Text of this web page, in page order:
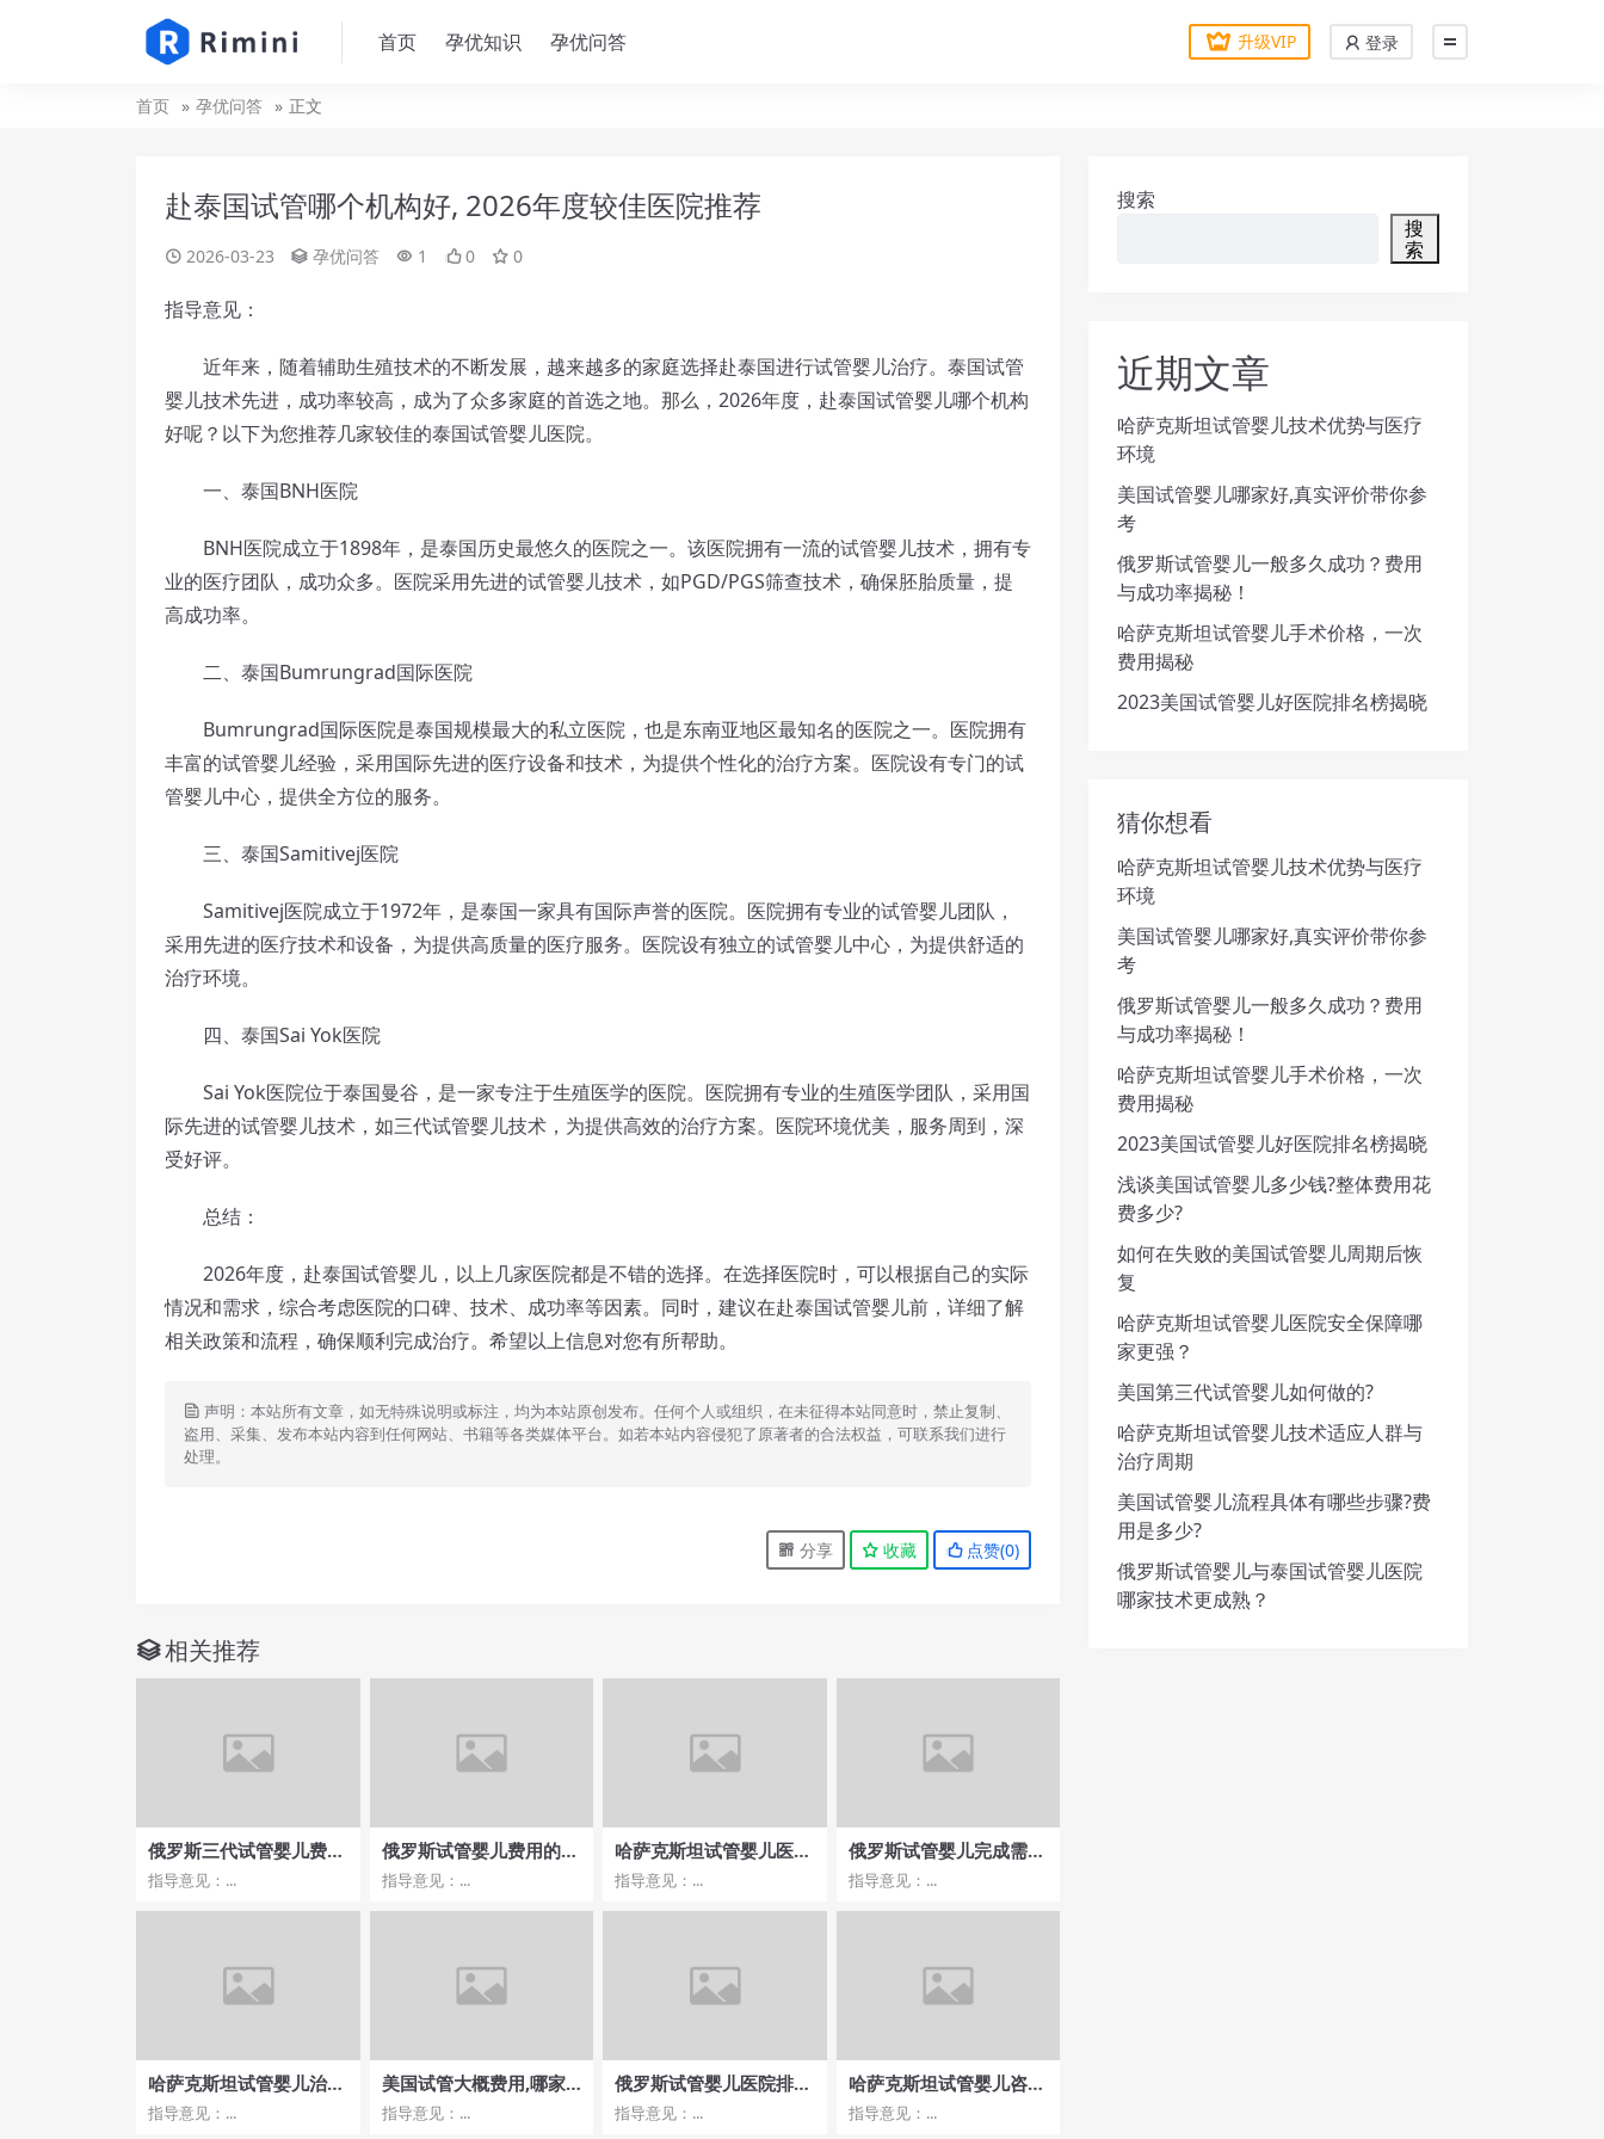
首页 孕优知识 孕优问答 升级VIP 登录
首页 孕优问答 正文
赴泰国试管哪个机构好, 2026年度较佳医院推荐
2026-03-23 孕优问答 1 0 0
指导意见：
近年来，随着辅助生殖技术的不断发展，越来越多的家庭选择赴泰国进行试管婴儿治疗。泰国试管
婴儿技术先进，成功率较高，成为了众多家庭的首选之地。那么，2026年度，赴泰国试管婴儿哪个机构
好呢？以下为您推荐几家较佳的泰国试管婴儿医院。
一、泰国BNH医院
BNH医院成立于1898年，是泰国历史最悠久的医院之一。该医院拥有一流的试管婴儿技术，拥有专
业的医疗团队，成功众多。医院采用先进的试管婴儿技术，如PGD/PGS筛查技术，确保胚胎质量，提
高成功率。
二、泰国Bumrungrad国际医院
Bumrungrad国际医院是泰国规模最大的私立医院，也是东南亚地区最知名的医院之一。医院拥有
丰富的试管婴儿经验，采用国际先进的医疗设备和技术，为提供个性化的治疗方案。医院设有专门的试
管婴儿中心，提供全方位的服务。
三、泰国Samitivej医院
Samitivej医院成立于1972年，是泰国一家具有国际声誉的医院。医院拥有专业的试管婴儿团队，
采用先进的医疗技术和设备，为提供高质量的医疗服务。医院设有独立的试管婴儿中心，为提供舒适的
治疗环境。
四、泰国Sai Yok医院
Sai Yok医院位于泰国曼谷，是一家专注于生殖医学的医院。医院拥有专业的生殖医学团队，采用国
际先进的试管婴儿技术，如三代试管婴儿技术，为提供高效的治疗方案。医院环境优美，服务周到，深
受好评。
总结：
2026年度，赴泰国试管婴儿，以上几家医院都是不错的选择。在选择医院时，可以根据自己的实际
情况和需求，综合考虑医院的口碑、技术、成功率等因素。同时，建议在赴泰国试管婴儿前，详细了解
相关政策和流程，确保顺利完成治疗。希望以上信息对您有所帮助。
声明：本站所有文章，如无特殊说明或标注，均为本站原创发布。任何个人或组织，在未征得本站同意时，禁止复制、
盗用、采集、发布本站内容到任何网站、书籍等各类媒体平台。如若本站内容侵犯了原著者的合法权益，可联系我们进行
处理。
分享 收藏 点赞(0)
相关推荐
俄罗斯三代试管婴儿费用
明细表：医院排名与费用
分析
指导意见：...
俄罗斯试管婴儿费用的透
明度如何？医院选择的注
意事项？
指导意见：...
哈萨克斯坦试管婴儿医院
选择攻略
指导意见：...
俄罗斯试管婴儿完成需要
多久？费用与成功率挂钩
吗？
指导意见：...
哈萨克斯坦试管婴儿治疗
费用及天数合理规划
指导意见：...
美国试管大概费用,哪家
医院费用最合理？
指导意见：...
俄罗斯试管婴儿医院排名
靠前，费用及健康婴儿流
程
指导意见：...
哈萨克斯坦试管婴儿咨
询，详细费用与成功率解
析
指导意见：...
搜索
搜
索
近期文章
哈萨克斯坦试管婴儿技术优势与医疗
环境
美国试管婴儿哪家好,真实评价带你参
考
俄罗斯试管婴儿一般多久成功？费用
与成功率揭秘！
哈萨克斯坦试管婴儿手术价格，一次
费用揭秘
2023美国试管婴儿好医院排名榜揭晓
猜你想看
哈萨克斯坦试管婴儿技术优势与医疗
环境
美国试管婴儿哪家好,真实评价带你参
考
俄罗斯试管婴儿一般多久成功？费用
与成功率揭秘！
哈萨克斯坦试管婴儿手术价格，一次
费用揭秘
2023美国试管婴儿好医院排名榜揭晓
浅谈美国试管婴儿多少钱?整体费用花
费多少?
如何在失败的美国试管婴儿周期后恢
复
哈萨克斯坦试管婴儿医院安全保障哪
家更强？
美国第三代试管婴儿如何做的?
哈萨克斯坦试管婴儿技术适应人群与
治疗周期
美国试管婴儿流程具体有哪些步骤?费
用是多少?
俄罗斯试管婴儿与泰国试管婴儿医院
哪家技术更成熟？